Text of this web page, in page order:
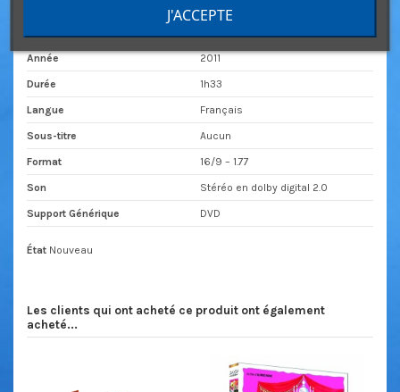
Année 2011
Durée 1h33
Langue Français
Sous-titre Aucun
Format 16/9 – 1.77
Son Stéréo en dolby digital 2.0
Support Générique DVD
État Nouveau
Les clients qui ont acheté ce produit ont également
acheté...
J'ACCEPTE